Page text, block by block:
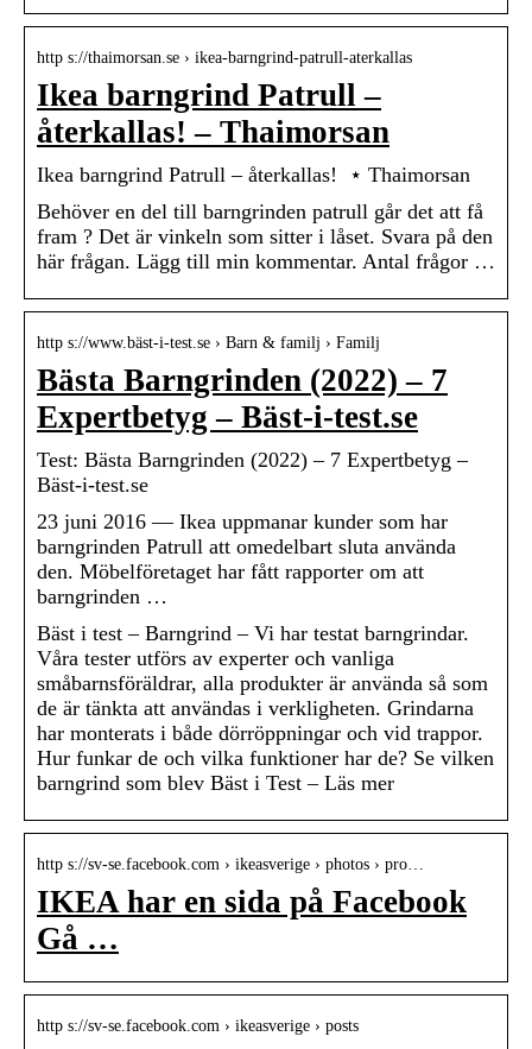
http s://thaimorsan.se › ikea-barngrind-patrull-aterkallas
Ikea barngrind Patrull –
återkallas! – Thaimorsan
Ikea barngrind Patrull – återkallas! ⋆ Thaimorsan
Behöver en del till barngrinden patrull går det att få
fram ? Det är vinkeln som sitter i låset. Svara på den
här frågan. Lägg till min kommentar. Antal frågor …
http s://www.bäst-i-test.se › Barn & familj › Familj
Bästa Barngrinden (2022) – 7
Expertbetyg – Bäst-i-test.se
Test: Bästa Barngrinden (2022) – 7 Expertbetyg –
Bäst-i-test.se
23 juni 2016 — Ikea uppmanar kunder som har
barngrinden Patrull att omedelbart sluta använda
den. Möbelföretaget har fått rapporter om att
barngrinden …
Bäst i test – Barngrind – Vi har testat barngrindar.
Våra tester utförs av experter och vanliga
småbarnsföräldrar, alla produkter är använda så som
de är tänkta att användas i verkligheten. Grindarna
har monterats i både dörröppningar och vid trappor.
Hur funkar de och vilka funktioner har de? Se vilken
barngrind som blev Bäst i Test – Läs mer
http s://sv-se.facebook.com › ikeasverige › photos › pro…
IKEA har en sida på Facebook
Gå …
http s://sv-se.facebook.com › ikeasverige › posts